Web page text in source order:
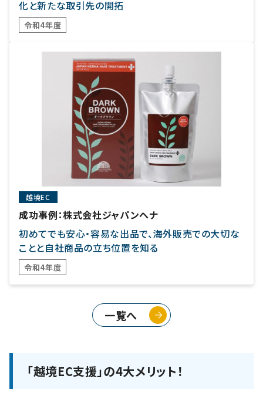
化と新たな取引先の開拓
令和4年度
越境EC
成功事例：株式会社ジャパンヘナ
初めてでも安心・容易な出品で、海外販売での大切な
ことと自社商品の立ち位置を知る
令和4年度
一覧へ
「越境EC支援」の4大メリット！